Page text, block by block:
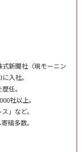
新聞社（現モーニン
入社。
任。
社以上。
」など。
稿多数。